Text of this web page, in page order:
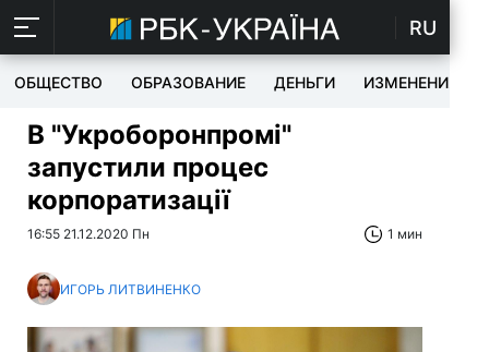
RU
ОБЩЕСТВО ОБРАЗОВАНИЕ ДЕНЬГИ ИЗМЕНЕНИЯ
В "Укроборонпромі"
запустили процес
корпоратизації
16:55 21.12.2020 Пн 1 мин
ИГОРЬ ЛИТВИНЕНКО